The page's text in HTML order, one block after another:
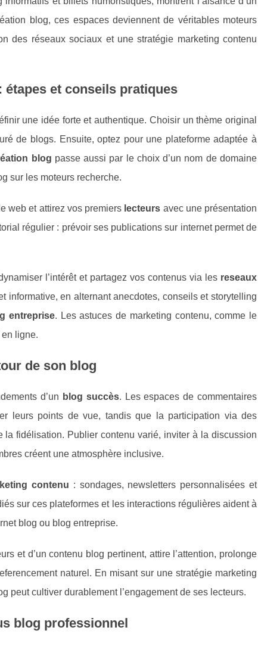
blog, ces espaces deviennent de véritables moteurs
des réseaux sociaux et une stratégie marketing contenu
et conseils pratiques
une idée forte et authentique. Choisir un thème original
de blogs. Ensuite, optez pour une plateforme adaptée à
blog passe aussi par le choix d’un nom de domaine
sur les moteurs recherche.
web et attirez vos premiers lecteurs avec une présentation
régulier : prévoir ses publications sur internet permet de
l’intérêt et partagez vos contenus via les reseaux
informative, en alternant anecdotes, conseils et storytelling
entreprise. Les astuces de marketing contenu, comme le
ligne.
de son blog
d’un blog succès. Les espaces de commentaires
leurs points de vue, tandis que la participation via des
fidélisation. Publier contenu varié, inviter à la discussion
créent une atmosphère inclusive.
contenu : sondages, newsletters personnalisées et
sur ces plateformes et les interactions régulières aident à
blog ou blog entreprise.
et d’un contenu blog pertinent, attire l’attention, prolonge
naturel. En misant sur une stratégie marketing
peut cultiver durablement l’engagement de ses lecteurs.
blog professionnel